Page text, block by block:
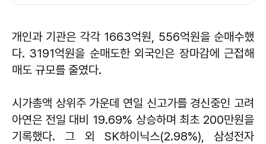
개인과 기관은 각각 1663억원, 556억원을 순매수했
다. 3191억원을 순매도한 외국인은 장마감에 근접해
매도 규모를 줄였다.
시가총액 상위주 가운데 연일 신고가를 경신중인 고려
아연은 전일 대비 19.69% 상승하며 최초 200만원을
기록했다. 그 외 SK하이닉스(2.98%), 삼성전자